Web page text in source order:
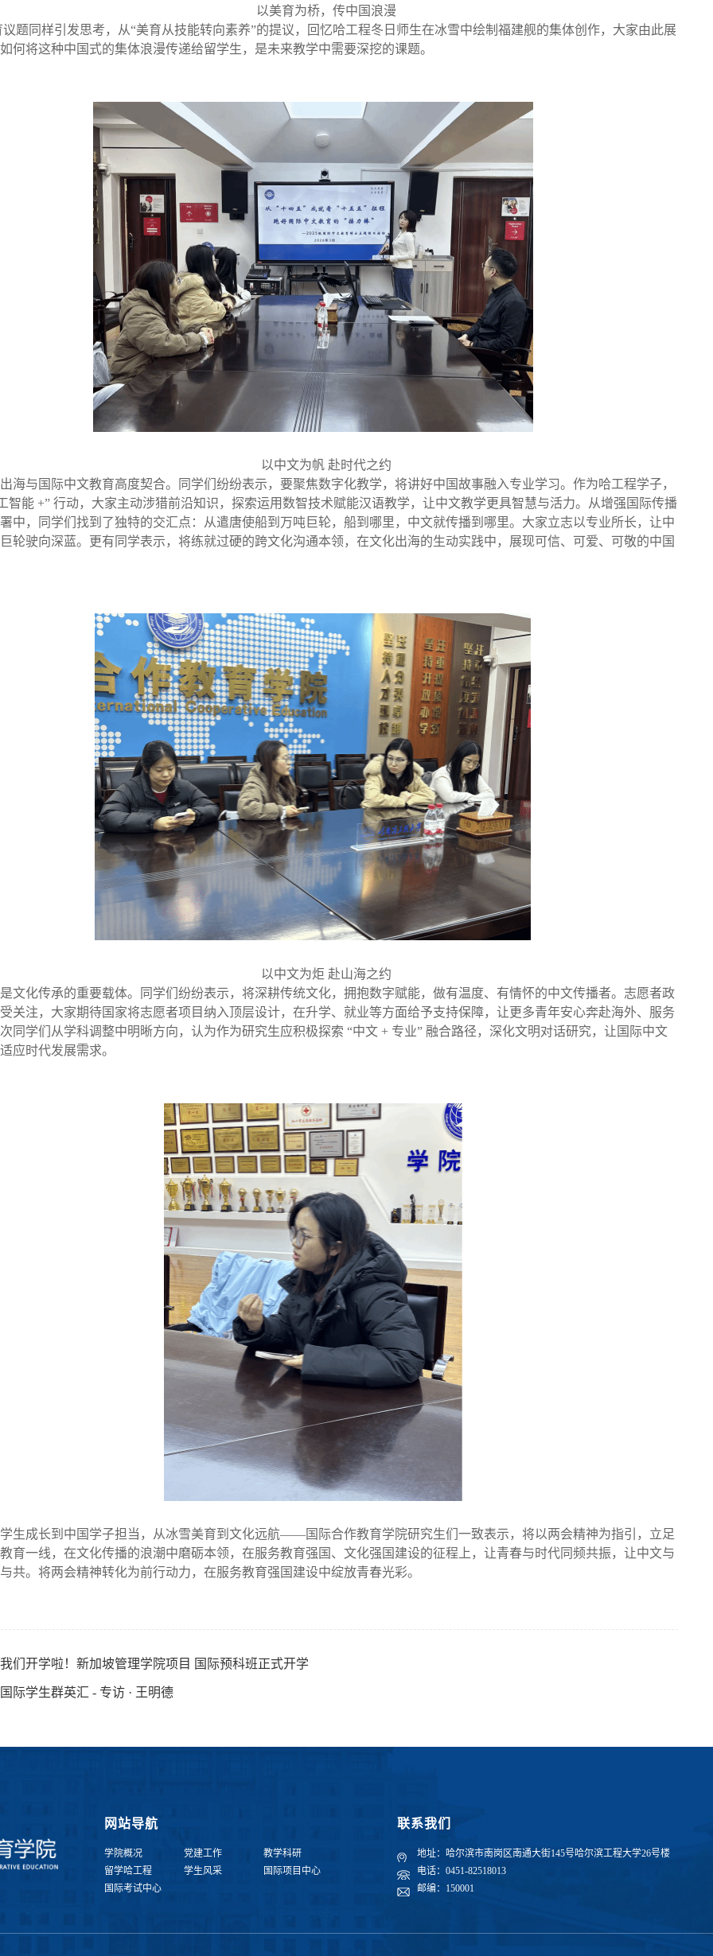
以美育为桥，传中国浪漫
议题同样引发思考，从“美育从技能转向素养”的提议， 回忆哈工程冬日师生在冰雪中绘制福建舰的集体创作，大家由此展
何将这种中国式的集体浪漫传递给留学生，是未来教学中需要深挖的课题。
以中文为帆 赴时代之约
海与国际中文教育高度契合。同学们纷纷表示，要聚焦数字化教学，将讲好中国故事融入专业学习。作为哈工程学子，
智能 +” 行动，大家主动涉猎前沿知识，探索运用数智技术赋能汉语教学，让中文教学更具智慧与活力。从增强国际传播
中，同学们 找到了独特的交汇点：从遣唐使船到万吨巨轮，船到哪里，中文就传播到哪里。大家立志以专业所长，让中
轮驶向深蓝。更有同学表示，将练就过硬的跨文化沟通本领，在文化出海的生动实践中，展现可信、可爱、可敬的中国
以中文为炬 赴山海之约
文化传承的重要载体。同学们纷纷表示，将深耕传统文化，拥抱数字赋能，做有温度、有情怀的中文传播者。志愿者政
关注，大家期待国家将志愿者项目纳入顶层设计，在升学、就业等方面给予支持保障，让更多青年安心奔赴海外、服务
同学们 从学科调整中明晰方向，认为作为研究生应积极探索 “中文 + 专业” 融合路径，深化文明对话研究，让国际中文
应时代发展需求。
生成长到中国学子担当，从冰雪美育到文化远航——国际合作教育学院研究生们一致表示，将以两会精神为指引，立足
育一线，在文化传播的浪潮中磨砺本领，在服务教育强国、文化强国建设的征程上，让青春与时代同频共振，让中文与
共。将两会精神转化为前行动力，在服务教育强国建设中绽放青春光彩。
我们开学啦！新加坡管理学院项目 国际预科班正式开学
国际学生群英汇 - 专访 · 王明德
网站导航
学院概况 党建工作
教学科研
留学哈工程
学生风采
国际项目中心
国际考试中心
联系我们
地址：哈尔滨市南岗区南通大街145号哈尔滨工程大学26号楼
电话：0451-82518013
邮编：150001